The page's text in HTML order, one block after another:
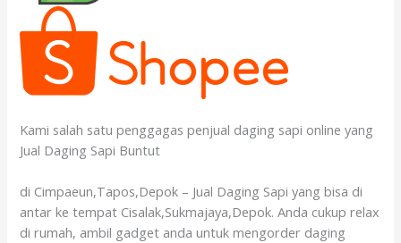
Kami salah satu penggagas penjual daging sapi online yang
Jual Daging Sapi Buntut
di Cimpaeun,Tapos,Depok – Jual Daging Sapi yang bisa di
antar ke tempat Cisalak,Sukmajaya,Depok. Anda cukup relax
di rumah, ambil gadget anda untuk mengorder daging